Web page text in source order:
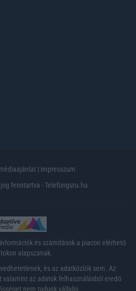
| impresszum
fenntartva - Telefonguru.hu
és számítások a piacon elérhető
alapszanak.
és az adatközlők sem. Az
az adatok felhasználásból eredő
nem tudunk vállalni.